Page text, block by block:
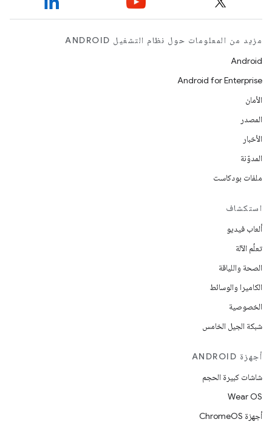
مزيد من المعلومات حول نظام التشغيل ANDROID
Android
Android for Enterprise
الأمان
المصدر
الأخبار
المدوّنة
ملفات بودكاست
استكشاف
ألعاب فيديو
تعلُم الآلة
الصحة واللياقة
الكاميرا والوسائط
الخصوصية
شبكة الجيل الخامس
أجهزة ANDROID
شاشات كبيرة الحجم
Wear OS
أجهزة ChromeOS